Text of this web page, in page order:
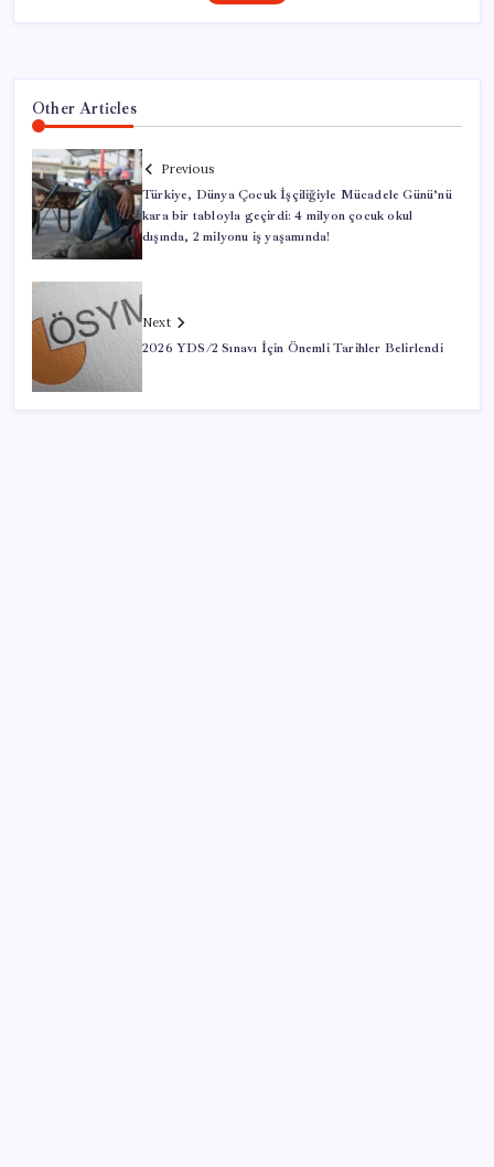
Other Articles
Previous
Türkiye, Dünya Çocuk İşçiliğiyle Mücadele Günü’nü
kara bir tabloyla geçirdi: 4 milyon çocuk okul
dışında, 2 milyonu iş yaşamında!
Next
2026 YDS/2 Sınavı İçin Önemli Tarihler Belirlendi